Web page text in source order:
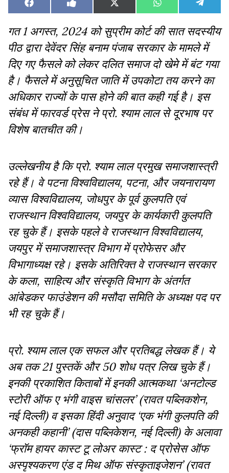
Share
on
Facebook Share
on
Like
on
Facebook
Share
on
X
(Twitter)
Share
on
WhatsAppShare
on
गत 1 अगस्त, 2024 को सुप्रीम कोर्ट की सात सदस्यीय
पीठ द्वारा देवेंदर सिंह बनाम पंजाब सरकार के मामले में
दिए गए फैसले को लेकर दलित समाज दो खेमे में बंट गया
है। फैसले में अनुसूचित जाति में उपकोटा तय करने का
अधिकार राज्यों के पास होने की बात कही गई है। इस
संबंध में फारवर्ड प्रेस ने प्रो. श्याम लाल से दूरभाष पर
विशेष बातचीत की।
उल्लेखनीय है कि प्रो. श्याम लाल प्रमुख समाजशास्त्री
रहे हैं। वे पटना विश्वविद्यालय, पटना, और जयनारायण
व्यास विश्वविद्यालय, जोधपुर के पूर्व कुलपति एवं
राजस्थान विश्वविद्यालय, जयपुर के कार्यकारी कुलपति
रह चुके हैं। इसके पहले वे राजस्थान विश्वविद्यालय,
जयपुर में समाजशास्त्र विभाग में प्रोफेसर और
विभागाध्यक्ष रहे। इसके अतिरिक्त वे राजस्थान सरकार
के कला, साहित्य और संस्कृति विभाग के अंतर्गत
आंबेडकर फाउंडेशन की मसौदा समिति के अध्यक्ष पद पर
भी रह चुके हैं।
प्रो. श्याम लाल एक सफल और प्रतिबद्ध लेखक हैं। ये
अब तक 21 पुस्तकें और 50 शोध पत्र लिख चुके हैं।
इनकी प्रकाशित किताबों में इनकी आत्मकथा ‘अनटोल्ड
स्टोरी ऑफ ए भंगी वाइस चांसलर’ (रावत पब्लिकशेन,
नई दिल्ली) व इसका हिंदी अनुवाद ‘एक भंगी कुलपति की
अनकही कहानी’ (दास पब्लिकेशन, नई दिल्ली) के अलावा
‘फ्रॉम हायर कास्ट टू लोअर कास्ट : द प्रोसेस ऑफ
अस्पृश्यकरण एंड द मिथ ऑफ संस्कृताइजेशन’ (रावत